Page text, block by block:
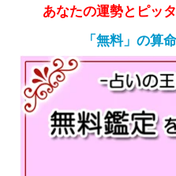
あなたの運勢とピッ
「無料」の算